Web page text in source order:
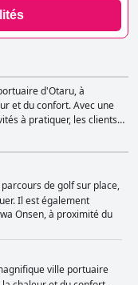
d'Otaru, à
et du confort. Avec une
à pratiquer, les clients
du Japon et s'adonner à
relaxantes et à des
de golf sur place,
Il est également
Onsen, à proximité du
ville portuaire